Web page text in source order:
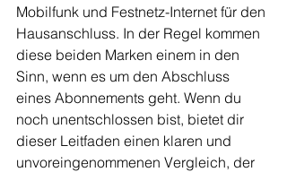
Mobilfunk und Festnetz-Internet für den
Hausanschluss. In der Regel kommen
diese beiden Marken einem in den
Sinn, wenn es um den Abschluss
eines Abonnements geht. Wenn du
noch unentschlossen bist, bietet dir
dieser Leitfaden einen klaren und
unvoreingenommenen Vergleich, der